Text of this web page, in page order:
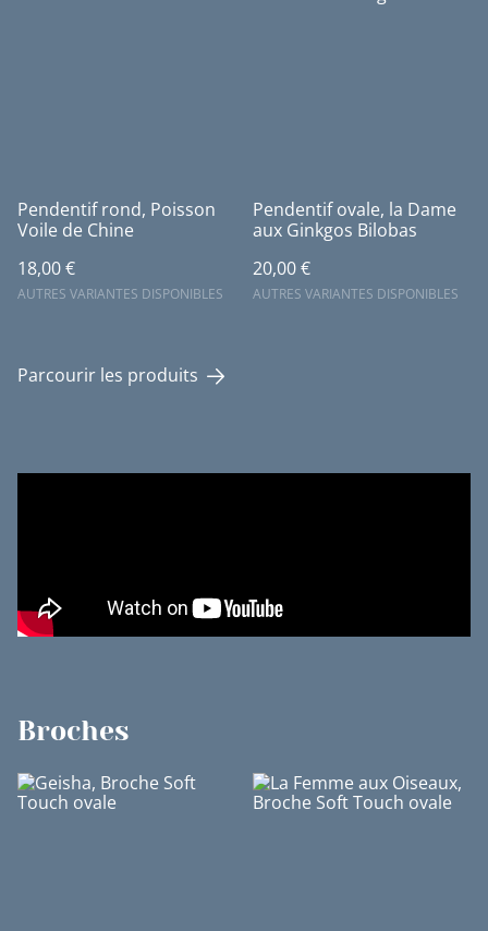
Pendentif rond, Poisson
Voile de Chine
18,00 €
AUTRES VARIANTES DISPONIBLES
Pendentif ovale, la Dame
aux Ginkgos Bilobas
20,00 €
AUTRES VARIANTES DISPONIBLES
Parcourir les produits
Broches